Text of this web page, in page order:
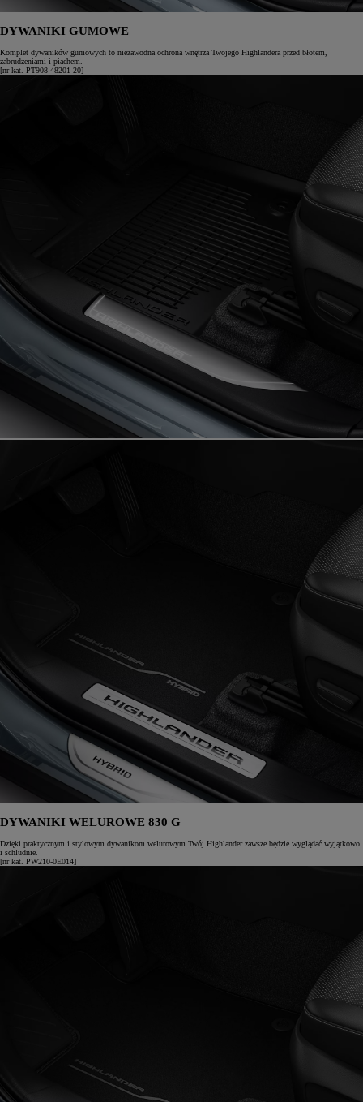
DYWANIKI GUMOWE
Komplet dywaników gumowych to niezawodna ochrona wnętrza Twojego Highlandera przed błotem,
zabrudzeniami i piachem.
[nr kat. PT908-48201-20]
DYWANIKI WELUROWE 830 G
Dzięki praktycznym i stylowym dywanikom welurowym Twój Highlander zawsze będzie wyglądać wyjątkowo
i schludnie.
[nr kat. PW210-0E014]